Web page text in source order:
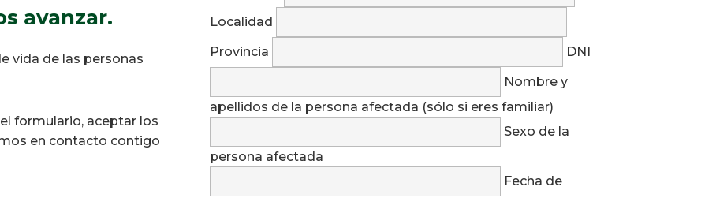
avanzar.
vida de las personas
formulario, aceptar los
en contacto contigo
Localidad
Provincia
DNI
Nombre y
apellidos de la persona afectada (sólo si eres familiar)
Sexo de la
persona afectada
Fecha de